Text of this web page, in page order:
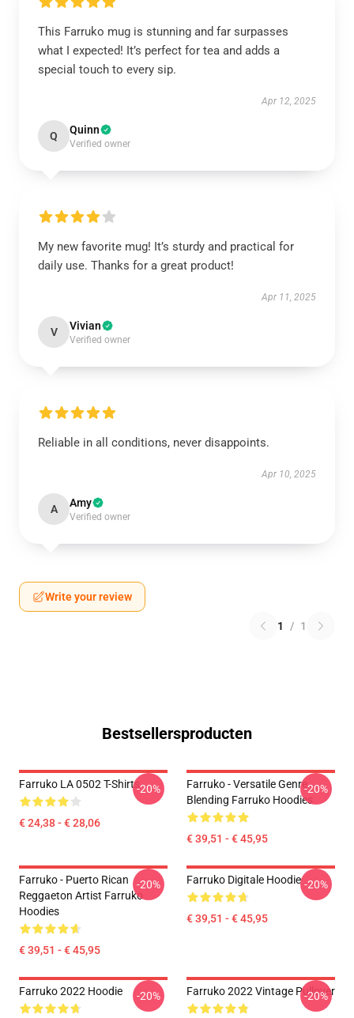
This Farruko mug is stunning and far surpasses
what I expected! It’s perfect for tea and adds a
special touch to every sip.
Apr 12, 2025
Q Quinn
Verified owner
My new favorite mug! It’s sturdy and practical for
daily use. Thanks for a great product!
Apr 11, 2025
V Vivian
Verified owner
Reliable in all conditions, never disappoints.
Apr 10, 2025
A Amy
Verified owner
Write your review
1 / 1
Bestsellersproducten
Farruko LA 0502 T-Shirts
€ 24,38 - € 28,06
-20%
Farruko - Versatile Genre
Blending Farruko Hoodies
€ 39,51 - € 45,95
-20%
Farruko - Puerto Rican
Reggaeton Artist Farruko
Hoodies
€ 39,51 - € 45,95
-20% Farruko Digitale Hoodie
€ 39,51 - € 45,95
-20%
Farruko 2022 Hoodie -20% Farruko 2022 Vintage Pullover
-20%